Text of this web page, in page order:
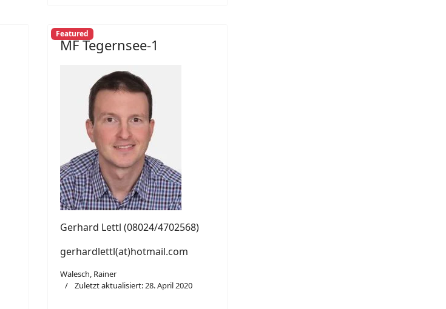
Featured
MF Tegernsee-1
Gerhard Lettl (08024/4702568)
gerhardlettl(at)hotmail.com
Walesch, Rainer
Zuletzt aktualisiert: 28. April 2020